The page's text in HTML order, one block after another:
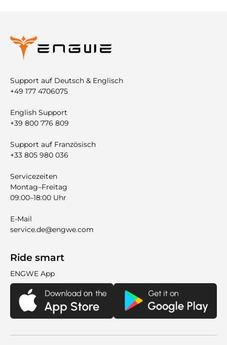
Support auf Deutsch & Englisch
+49 177 4706075
English Support
+39 800 776 809
Support auf Französisch
+33 805 980 036
Servicezeiten
Montag–Freitag
09:00–18:00 Uhr
E-Mail
service.de@engwe.com
Ride smart
ENGWE App